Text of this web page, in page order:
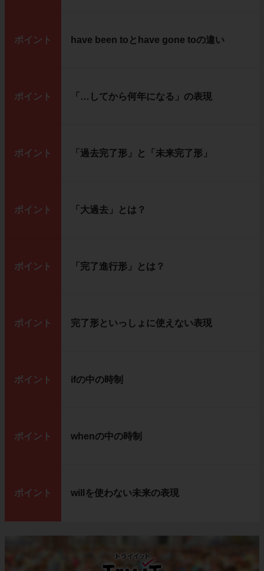
ポイント have been toとhave gone toの違い
ポイント 「…してから何年になる」の表現
ポイント 「過去完了形」と「未来完了形」
ポイント 「大過去」とは？
ポイント 「完了進行形」とは？
ポイント 完了形といっしょに使えない表現
ポイント ifの中の時制
ポイント whenの中の時制
ポイント willを使わない未来の表現